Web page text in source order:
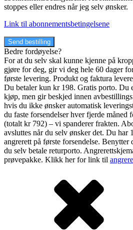
stoppes eller endres når jeg selv ønsker.
Link til abonnementsbetingelsene
Send bestilling
Bedre fordøyelse?
For at du selv skal kunne kjenne på
gjøre for deg, gir vi deg hele 60 dager
første levering. Produkt og faktura
Du betaler kun kr 198. Gratis porto. Du
kjøp, men gir beskjed innen
hvis du ikke ønsker automatisk
du faste forsendelser hver fjerde måned
(totalt kr 792) – vi spanderer frakten.
avsluttes når du selv ønsker det. Du har
angrerett på første forsendelse. Benytter
du selv betale returporto.
prøvepakke. Klikk her for link til